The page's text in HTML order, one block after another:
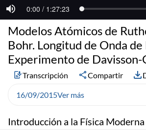
Introducción a la Física Moderna
Modelos Atómicos de
Bohr. Longitud de Onda
Experimento de
Transcripción Compartir
16/09/2015Ver más